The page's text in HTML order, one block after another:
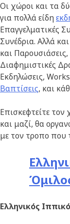
Οι χώροι και τα
για πολλά είδη
Επαγγελματικές
Συνέδρια. Αλλά και
και Παρουσιάσεις,
Διαφημιστικές
Εκδηλώσεις,
Βαπτίσεις, και
Επισκεφτείτε
και μαζί, θα
με τον τροπο που
Ελληνικός